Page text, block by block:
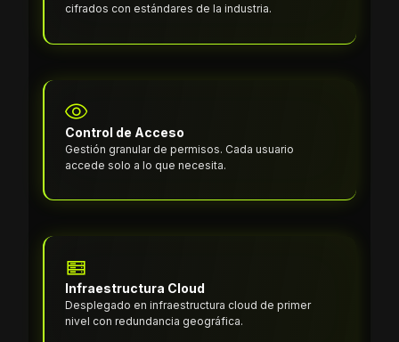
cifrados con estándares de la industria.
Control de Acceso
Gestión granular de permisos. Cada usuario
accede solo a lo que necesita.
Infraestructura Cloud
Desplegado en infraestructura cloud de primer
nivel con redundancia geográfica.